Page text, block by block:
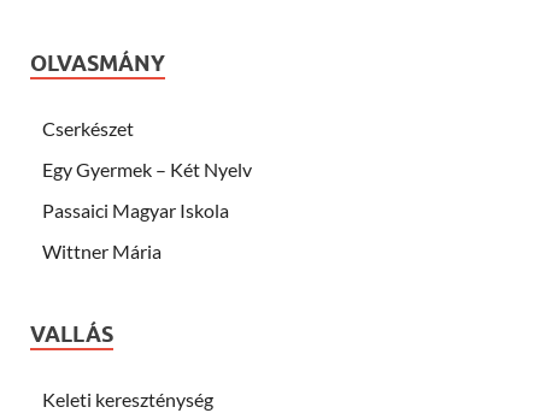
OLVASMÁNY
Cserkészet
Egy Gyermek – Két Nyelv
Passaici Magyar Iskola
Wittner Mária
VALLÁS
Keleti kereszténység